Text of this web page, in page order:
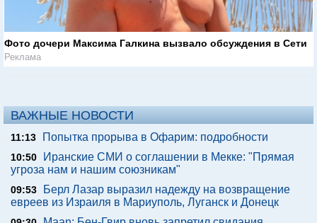
Фото дочери Максима Галкина вызвало обсуждения в Сети
Реклама
ВАЖНЫЕ НОВОСТИ
11:13 Попытка прорыва в Офарим: подробности
10:50
Иранские СМИ о соглашении в Мекке: "Прямая
угроза нам и нашим союзникам"
09:53
Берл Лазар выразил надежду на возвращение
евреев из Израиля в Мариуполь, Луганск и Донецк